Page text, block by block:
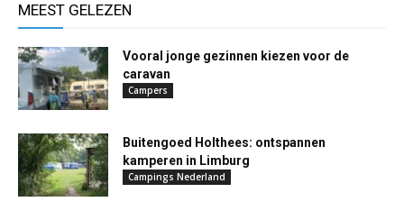
MEEST GELEZEN
Vooral jonge gezinnen kiezen voor de
caravan
Campers
Buitengoed Holthees: ontspannen
kamperen in Limburg
Campings Nederland